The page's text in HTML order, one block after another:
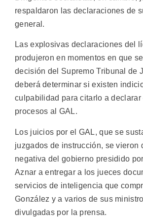
respaldaron las declaraciones de
general.
Las explosivas declaraciones del
produjeron en momentos en que
decisión del Supremo Tribunal de
deberá determinar si existen
culpabilidad para citarlo a declarar
procesos al GAL.
Los juicios por el GAL, que se
juzgados de instrucción, se vieron
negativa del gobierno presidido
Aznar a entregar a los jueces
servicios de inteligencia que
González y a varios de sus
divulgadas por la prensa.